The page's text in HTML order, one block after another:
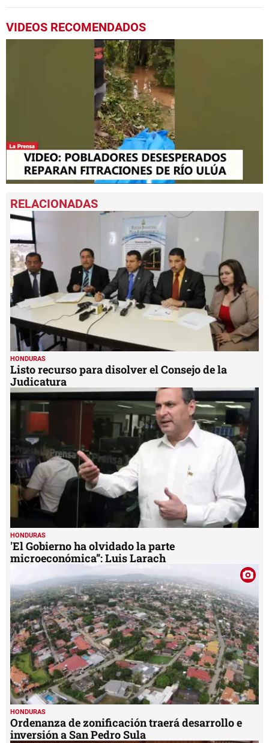
VIDEOS RECOMENDADOS
seconds
of
37
seconds
HONDURAS
Listo recurso para disolver el Consejo de la
Judicatura
HONDURAS
'El Gobierno ha olvidado la parte
microeconómica”: Luis Larach
HONDURAS
Ordenanza de zonificación traerá desarrollo e
inversión a San Pedro Sula